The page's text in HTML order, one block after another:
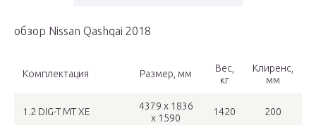
обзор Nissan Qashqai 2018
Комплектация Размер, мм
Вес,
кг
Клиренс,
мм
1.2 DIG-T MT XE
4379 x 1836
x 1590
1420 200